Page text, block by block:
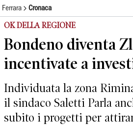
Ferrara Cronaca
OK DELLA REGIONE
Bondeno diventa
incentivate a
Individuata la zona
il sindaco Saletti Parla
subito i progetti per